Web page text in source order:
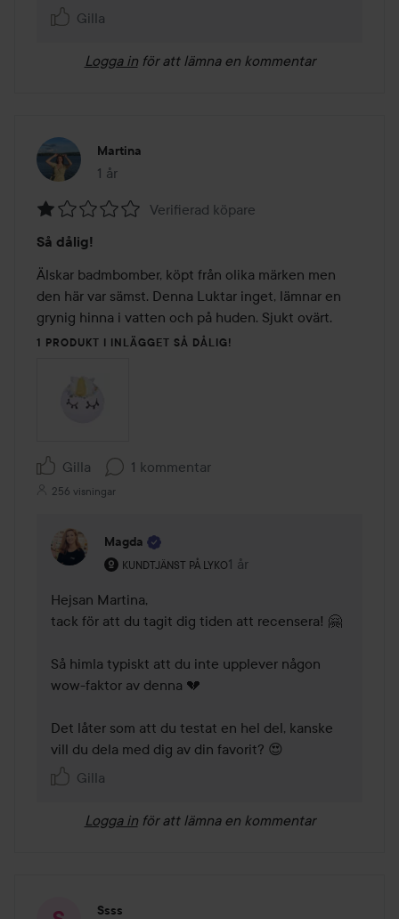
Gilla
Logga in för att lämna en kommentar
Martina
1 år
Inlägget skapades 1 år
1
av
5
Verifierad köpare
Så dålig!
Älskar badmbomber, köpt från olika märken men
den här var sämst. Denna Luktar inget, lämnar en
grynig hinna i vatten och på huden. Sjukt ovärt.
1 PRODUKT I INLÄGGET SÅ DÅLIG!
Gilla 1 kommentar
256 visningar
Magda
KUNDTJÄNST PÅ LYKO
Användarens roll: Kundtjänst på Lyko.
1 år
Kommentaren lades 1 år
Hejsan Martina,
tack för att du tagit dig tiden att recensera! 🤗
Så himla typiskt att du inte upplever någon
wow-faktor av denna 💔
Det låter som att du testat en hel del, kanske
vill du dela med dig av din favorit? 😍
Gilla
Logga in för att lämna en kommentar
Ssss